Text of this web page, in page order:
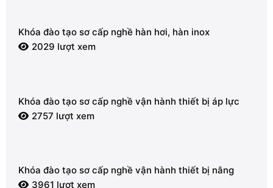
Khóa đào tạo sơ cấp nghề hàn hơi, hàn inox
2029 lượt xem
Khóa đào tạo sơ cấp nghề vận hành thiết bị áp lực
2757 lượt xem
Khóa đào tạo sơ cấp nghề vận hành thiết bị nâng
3961 lượt xem